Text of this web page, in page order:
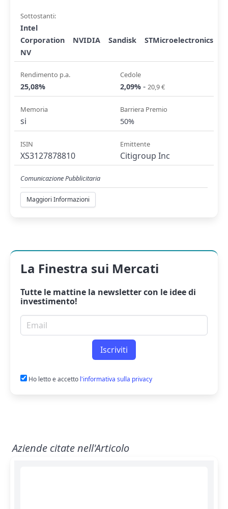
Sottostanti:
Intel
Corporation
NVIDIA Sandisk
STMicroelectronics
NV
Rendimento p.a.
25,08%
Cedole
2,09% - 20,9 €
Memoria
si
Barriera Premio
50%
ISIN
XS3127878810
Emittente
Citigroup Inc
Comunicazione Pubblicitaria
Maggiori Informazioni
La Finestra sui Mercati
Tutte le mattine la newslettercon le idee di
investimento!
Email per newsletter
Iscriviti
Ho letto e accetto l'informativa sulla privacy
Aziende citate nell'Articolo